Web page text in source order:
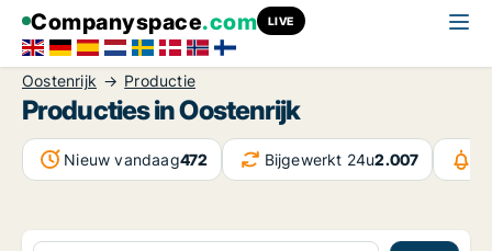
Companyspace.com LIVE
Oostenrijk Productie
Producties in Oostenrijk
Nieuw vandaag472 Bijgewerkt 24u2.007